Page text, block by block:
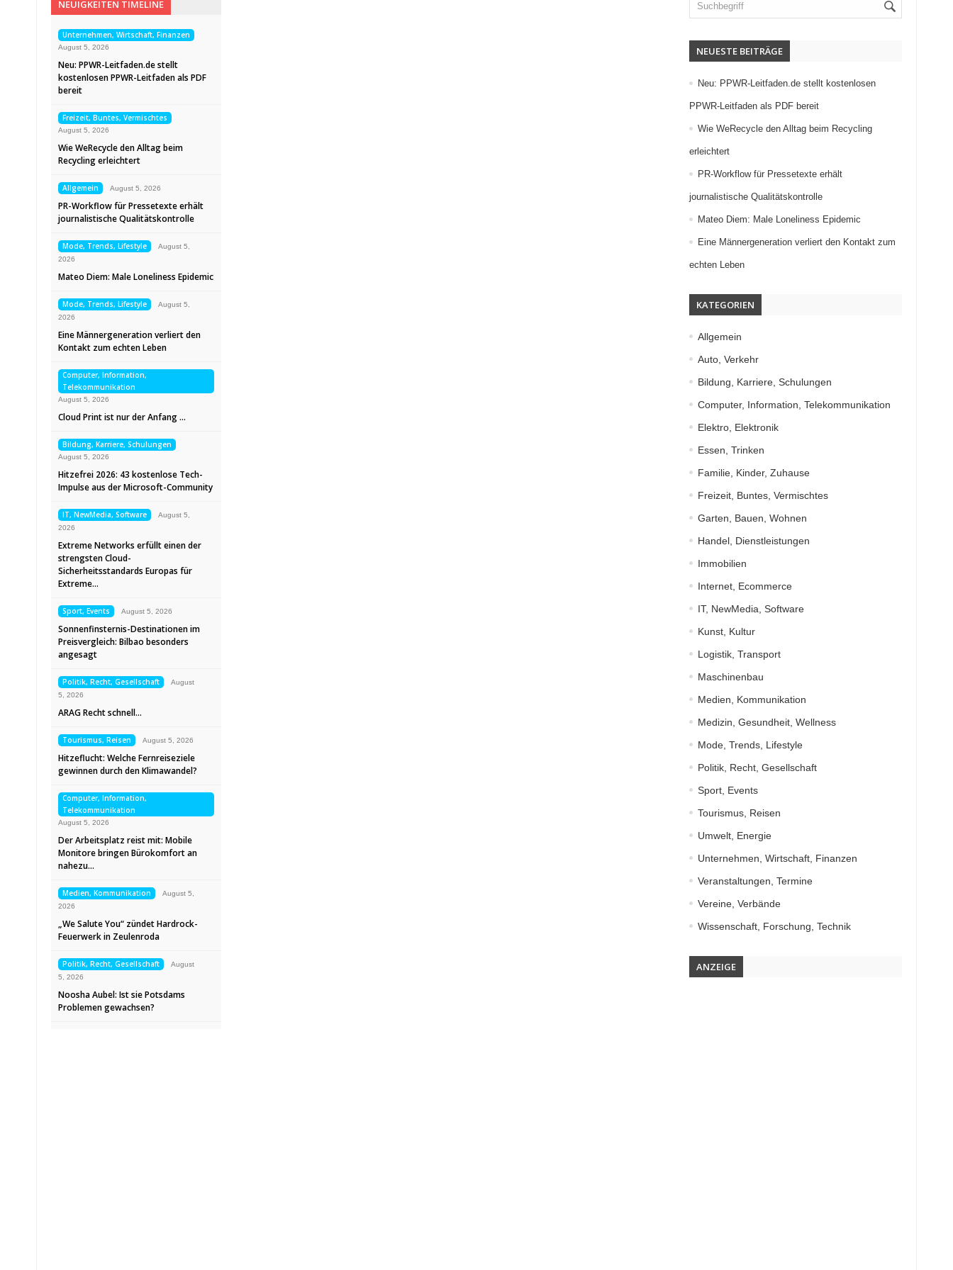
NEUIGKEITEN TIMELINE
Unternehmen, Wirtschaft, Finanzen
August 5, 2026
Neu: PPWR-Leitfaden.de stellt
kostenlosen PPWR-Leitfaden als PDF
bereit
Freizeit, Buntes, Vermischtes
August 5, 2026
Wie WeRecycle den Alltag beim
Recycling erleichtert
Allgemein August 5, 2026
PR-Workflow für Pressetexte erhält
journalistische Qualitätskontrolle
Mode, Trends, Lifestyle
August 5,
2026
Mateo Diem: Male Loneliness Epidemic
Mode, Trends, Lifestyle
August 5,
2026
Eine Männergeneration verliert den
Kontakt zum echten Leben
Computer, Information,
Telekommunikation
August 5, 2026
Cloud Print ist nur der Anfang …
Bildung, Karriere, Schulungen
August 5, 2026
Hitzefrei 2026: 43 kostenlose Tech-
Impulse aus der Microsoft-Community
IT, NewMedia, Software
August 5,
2026
Extreme Networks erfüllt einen der
strengsten Cloud-
Sicherheitsstandards Europas für
Extreme…
Sport, Events August 5, 2026
Sonnenfinsternis-Destinationen im
Preisvergleich: Bilbao besonders
angesagt
Politik, Recht, Gesellschaft
August
5, 2026
ARAG Recht schnell…
Tourismus, Reisen August 5, 2026
Hitzeflucht: Welche Fernreiseziele
gewinnen durch den Klimawandel?
Computer, Information,
Telekommunikation
August 5, 2026
Der Arbeitsplatz reist mit: Mobile
Monitore bringen Bürokomfort an
nahezu…
Medien, Kommunikation
August 5,
2026
„We Salute You“ zündet Hardrock-
Feuerwerk in Zeulenroda
Politik, Recht, Gesellschaft
August
5, 2026
Noosha Aubel: Ist sie Potsdams
Problemen gewachsen?
NEUESTE BEITRÄGE
Neu: PPWR-Leitfaden.de stellt kostenlosen
PPWR-Leitfaden als PDF bereit
Wie WeRecycle den Alltag beim Recycling
erleichtert
PR-Workflow für Pressetexte erhält
journalistische Qualitätskontrolle
Mateo Diem: Male Loneliness Epidemic
Eine Männergeneration verliert den Kontakt zum
echten Leben
KATEGORIEN
Allgemein
Auto, Verkehr
Bildung, Karriere, Schulungen
Computer, Information, Telekommunikation
Elektro, Elektronik
Essen, Trinken
Familie, Kinder, Zuhause
Freizeit, Buntes, Vermischtes
Garten, Bauen, Wohnen
Handel, Dienstleistungen
Immobilien
Internet, Ecommerce
IT, NewMedia, Software
Kunst, Kultur
Logistik, Transport
Maschinenbau
Medien, Kommunikation
Medizin, Gesundheit, Wellness
Mode, Trends, Lifestyle
Politik, Recht, Gesellschaft
Sport, Events
Tourismus, Reisen
Umwelt, Energie
Unternehmen, Wirtschaft, Finanzen
Veranstaltungen, Termine
Vereine, Verbände
Wissenschaft, Forschung, Technik
ANZEIGE